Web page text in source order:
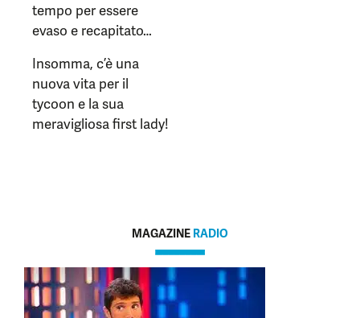
tempo per essere
evaso e recapitato…
Insomma, c’è una
nuova vita per il
tycoon e la sua
meravigliosa first lady!
MAGAZINE RADIO